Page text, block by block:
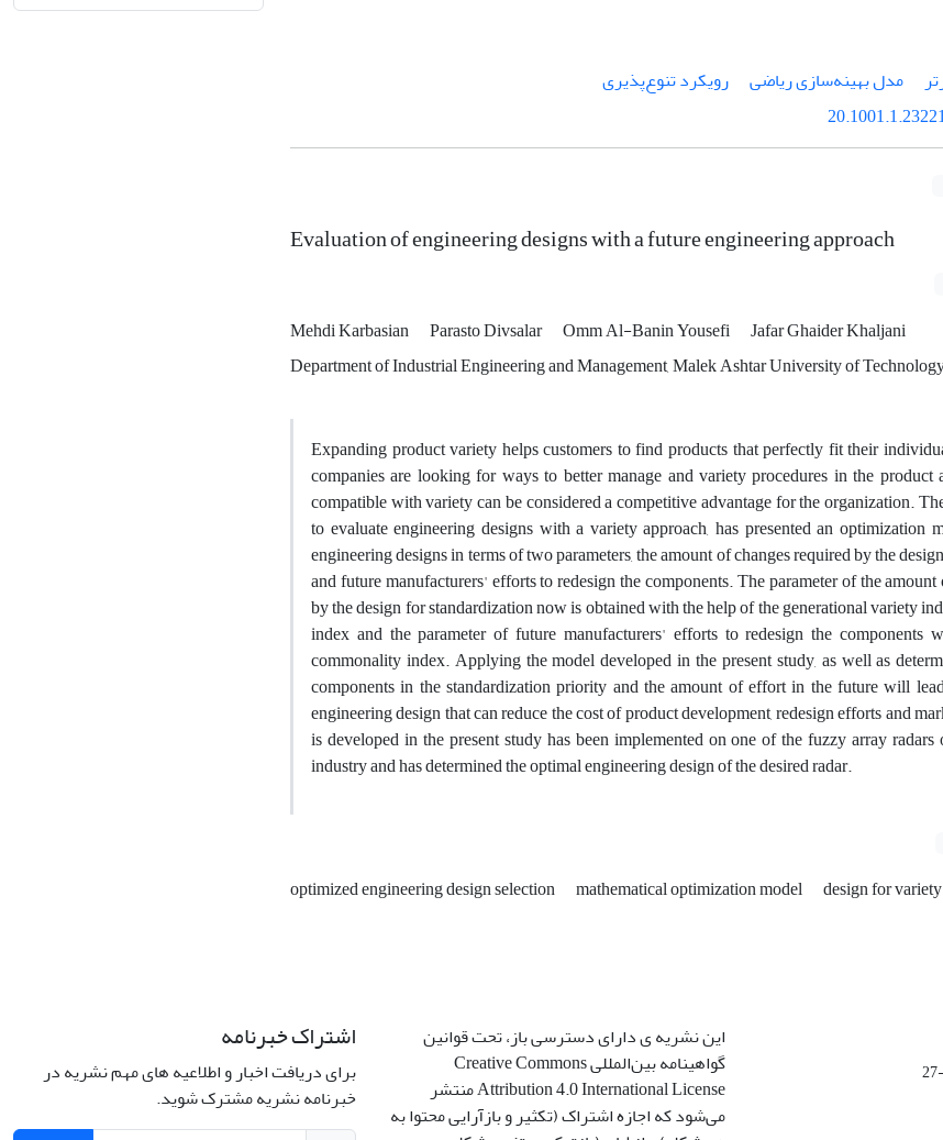
مدل بهینه‌سازی ریاضی
رویکرد تنوع‌پذیری
Evaluation of engineering designs with a future engineering approach
Mehdi Karbasian Parasto Divsalar Omm Al-Banin Yousefi
Jafar Ghaider Khaljani
Department of Industrial Engineering and Management, Malek Ashtar University of
Expanding product variety helps customers to find products that perfectly fit their
companies are looking for ways to better manage and variety procedures in the product
compatible with variety can be considered a competitive advantage for the organization.
to evaluate engineering designs with a variety approach, has presented an optimization
engineering designs in terms of two parameters, the amount of changes required by the
and future manufacturers' efforts to redesign the components. The parameter of the
by the design for standardization now is obtained with the help of the generational variety
index and the parameter of future manufacturers' efforts to redesign the components
commonality index. Applying the model developed in the present study, as well as
components in the standardization priority and the amount of effort in the future will
engineering design that can reduce the cost of product development, redesign efforts and
is developed in the present study has been implemented on one of the fuzzy array
industry and has determined the optimal engineering design of the desired radar.
optimized engineering design selection mathematical optimization model
design for
این نشریه ی دارای دسترسی باز، تحت قوانین
گواهینامه بین‌المللی Creative Commons
Attribution 4.0 International License منتشر
می‌شود که اجازه اشتراک (تکثیر و بازآرایی محتوا به
اشتراک خبرنامه
برای دریافت اخبار و اطلاعیه های مهم نشریه در
خبرنامه نشریه مشترک شوید.